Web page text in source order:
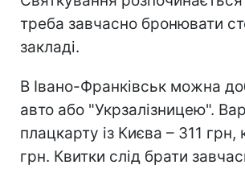
треба завчасно бронювати
закладі.
В Івано-Франківськ можна
авто або "Укрзалізницею".
плацкарту із Києва – 311 грн,
грн. Квитки слід брати